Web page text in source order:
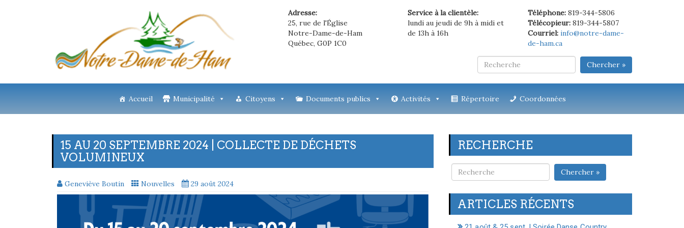
Adresse:
25, rue de l'Église
Notre-Dame-de-Ham
Québec, G0P 1C0
Service à la clientèle:
lundi au jeudi de 9h à midi et
de 13h à 16h
Téléphone:819-344-5806
Télécopieur:819-344-5807
Courriel: info@notre-dame-
de-ham.ca
Chercher »
Accueil Municipalité Citoyens Documents publics Activités Répertoire Coordonnées
15 AU 20 SEPTEMBRE 2024 | COLLECTE DE DÉCHETS
VOLUMINEUX
Geneviève Boutin Nouvelles 29 août 2024
RECHERCHE
Chercher »
ARTICLES RÉCENTS